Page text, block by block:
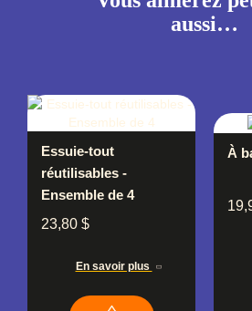
aussi…
Essuie-tout
réutilisables -
Ensemble de 4
23,80 $
En savoir plus
À